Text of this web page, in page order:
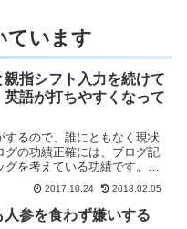
ています
親指シフト入力を続けて
英語が打ちやすくなって
するので、誰にともなく現状
グの功績正確には、ブログ記
グを考えている功績です。あ
ログラムをいじってる
2017.10.24 2018.02.05
人参を食わず嫌いする